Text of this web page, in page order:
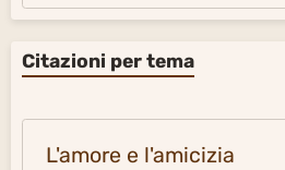
Citazioni per tema
L'amore e l'amicizia